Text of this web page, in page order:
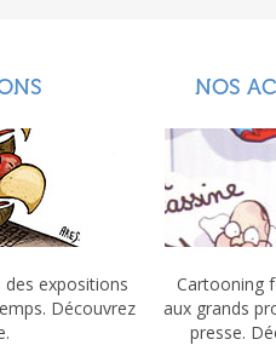
expositions
Découvrez
NOS
Cartooning
aux grands
presse.